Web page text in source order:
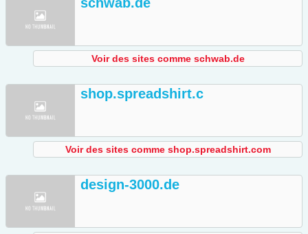
Voir des sites comme schwab.de
shop.spreadshirt.c
Voir des sites comme shop.spreadshirt.com
design-3000.de